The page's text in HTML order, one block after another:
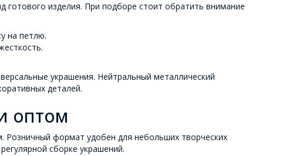
изделия. При подборе стоит обратить внимание
на петлю.
украшения. Нейтральный металлический
деталей.
оптом
формат удобен для небольших творческих
сборке украшений.